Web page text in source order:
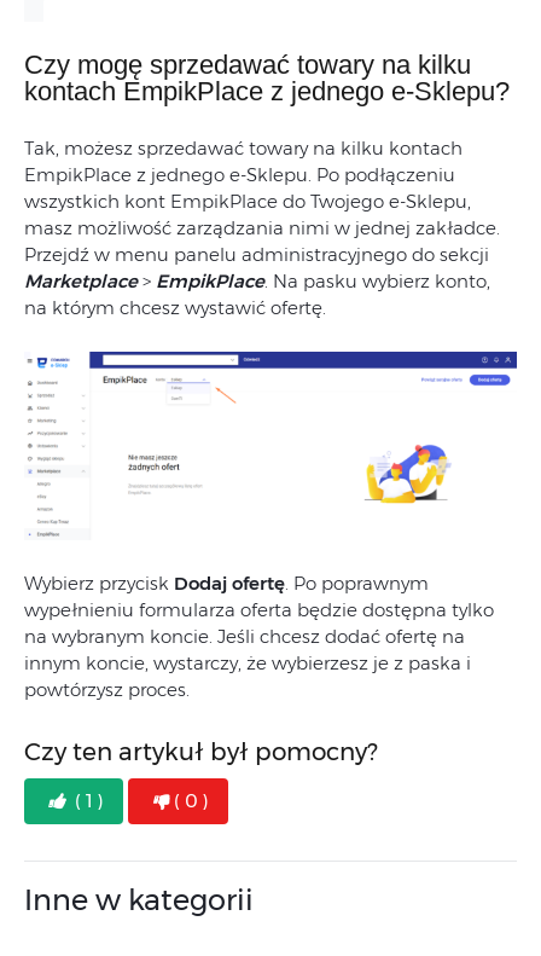
Czy mogę sprzedawać towary na kilku
kontach EmpikPlace z jednego e-Sklepu?
Tak, możesz sprzedawać towary na kilku kontach
EmpikPlace z jednego e-Sklepu. Po podłączeniu
wszystkich kont EmpikPlace do Twojego e-Sklepu,
masz możliwość zarządzania nimi w jednej zakładce.
Przejdź w menu panelu administracyjnego do sekcji
Marketplace> EmpikPlace. Na pasku wybierz konto,
na którym chcesz wystawić ofertę.
Wybierz przycisk Dodaj ofertę. Po poprawnym
wypełnieniu formularza oferta będzie dostępna tylko
na wybranym koncie. Jeśli chcesz dodać ofertę na
innym koncie, wystarczy, że wybierzesz je z paska i
powtórzysz proces.
Czy ten artykuł był pomocny?
( 1 ) ( 0 )
Inne w kategorii